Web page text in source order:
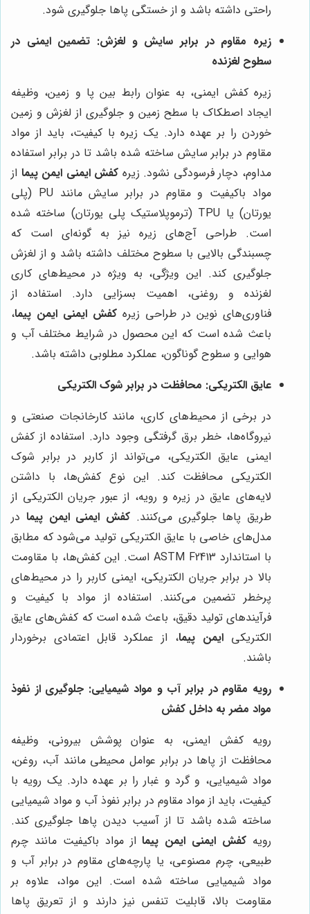
راحتی داشته باشد و از خستگی پاها جلوگیری شود.
زیره مقاوم در برابر سایش و لغزش: تضمین ایمنی در
سطوح لغزنده
زیره کفش ایمنی، به عنوان رابط بین پا و زمین، وظیفه
ایجاد اصطکاک با سطح زمین و جلوگیری از لغزش و زمین
خوردن را بر عهده دارد. یک زیره با کیفیت، باید از مواد
مقاوم در برابر سایش ساخته شده باشد تا در برابر استفاده
مداوم، دچار فرسودگی نشود. زیره کفش ایمنی ایمن پیما از
مواد باکیفیت و مقاوم در برابر سایش مانند PU (پلی
یورتان) یا TPU (ترموپلاستیک پلی یورتان) ساخته شده
است. طراحی آج‌های زیره نیز به گونه‌ای است که
چسبندگی بالایی با سطوح مختلف داشته باشد و از لغزش
جلوگیری کند. این ویژگی، به ویژه در محیط‌های کاری
لغزنده و روغنی، اهمیت بسزایی دارد. استفاده از
فناوری‌های نوین در طراحی زیره کفش ایمنی ایمن پیما،
باعث شده است که این محصول در شرایط مختلف آب و
هوایی و سطوح گوناگون، عملکرد مطلوبی داشته باشد.
عایق الکتریکی: محافظت در برابر شوک الکتریکی
در برخی از محیط‌های کاری، مانند کارخانجات صنعتی و
نیروگاه‌ها، خطر برق گرفتگی وجود دارد. استفاده از کفش
ایمنی عایق الکتریکی، می‌تواند از کاربر در برابر شوک
الکتریکی محافظت کند. این نوع کفش‌ها، با داشتن
لایه‌های عایق در زیره و رویه، از عبور جریان الکتریکی از
طریق پاها جلوگیری می‌کنند. کفش ایمنی ایمن پیما در
مدل‌های خاصی با عایق الکتریکی تولید می‌شود که مطابق
با استاندارد ASTM F2413 است. این کفش‌ها، با مقاومت
بالا در برابر جریان الکتریکی، ایمنی کاربر را در محیط‌های
پرخطر تضمین می‌کنند. استفاده از مواد با کیفیت و
فرآیندهای تولید دقیق، باعث شده است که کفش‌های عایق
الکتریکی ایمن پیما، از عملکرد قابل اعتمادی برخوردار
باشند.
رویه مقاوم در برابر آب و مواد شیمیایی: جلوگیری از نفوذ
مواد مضر به داخل کفش
رویه کفش ایمنی، به عنوان پوشش بیرونی، وظیفه
محافظت از پاها در برابر عوامل محیطی مانند آب، روغن،
مواد شیمیایی، و گرد و غبار را بر عهده دارد. یک رویه با
کیفیت، باید از مواد مقاوم در برابر نفوذ آب و مواد شیمیایی
ساخته شده باشد تا از آسیب دیدن پاها جلوگیری کند.
رویه کفش ایمنی ایمن پیمااز مواد باکیفیت مانند چرم
طبیعی، چرم مصنوعی، یا پارچه‌های مقاوم در برابر آب و
مواد شیمیایی ساخته شده است. این مواد، علاوه بر
مقاومت بالا، قابلیت تنفس نیز دارند و از تعریق پاها